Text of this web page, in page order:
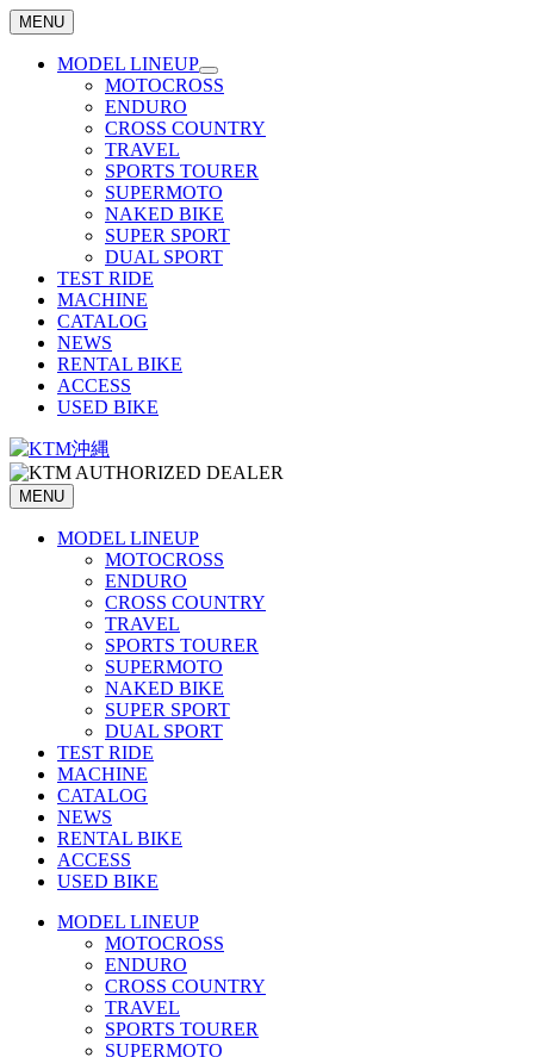
MENU
MODEL LINEUP
MOTOCROSS
ENDURO
CROSS COUNTRY
TRAVEL
SPORTS TOURER
SUPERMOTO
NAKED BIKE
SUPER SPORT
DUAL SPORT
TEST RIDE
MACHINE
CATALOG
NEWS
RENTAL BIKE
ACCESS
USED BIKE
MENU
MODEL LINEUP
MOTOCROSS
ENDURO
CROSS COUNTRY
TRAVEL
SPORTS TOURER
SUPERMOTO
NAKED BIKE
SUPER SPORT
DUAL SPORT
TEST RIDE
MACHINE
CATALOG
NEWS
RENTAL BIKE
ACCESS
USED BIKE
MODEL LINEUP
MOTOCROSS
ENDURO
CROSS COUNTRY
TRAVEL
SPORTS TOURER
SUPERMOTO